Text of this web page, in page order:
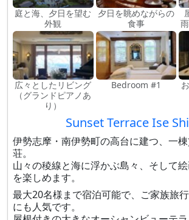
庭と海、夕日を望む
外観
夕日を眺めながらの
食事
広々としたリビング
（グランドピアノあ
り）
Bedroom #1
Sunset Terrace Ise
伊勢志摩・南伊勢町の高台に建つ、一
荘。
山々の稜線と海に浮かぶ島々、そして
を楽しめます。
最大20名様まで宿泊可能で、ご家族旅
にも人気です。